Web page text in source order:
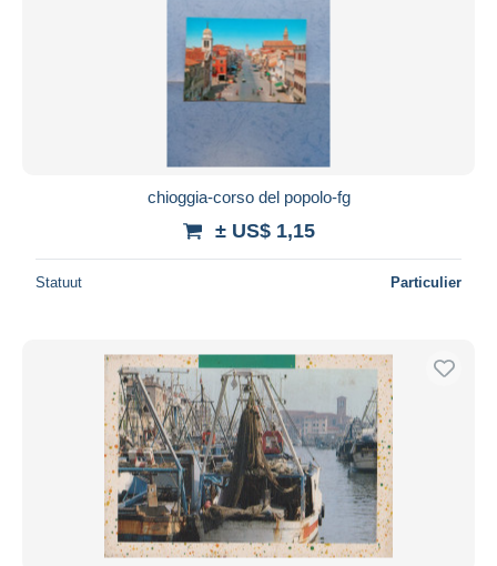
chioggia-corso del popolo-fg
± US$ 1,15
Statuut Particulier